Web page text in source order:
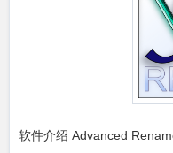
软件介绍 Advanced